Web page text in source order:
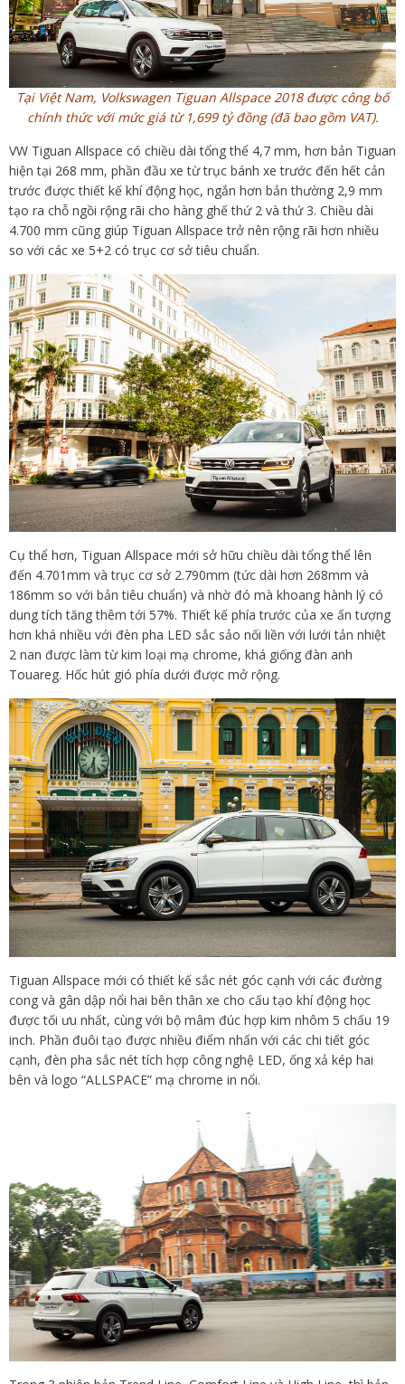
Tại Việt Nam, Volkswagen Tiguan Allspace 2018 được công bố
chính thức với mức giá từ 1,699 tỷ đồng (đã bao gồm VAT).
VW Tiguan Allspace có chiều dài tổng thể 4,7 mm, hơn bản Tiguan
hiện tại 268 mm, phần đầu xe từ trục bánh xe trước đến hết cản
trước được thiết kế khí động học, ngắn hơn bản thường 2,9 mm
tạo ra chỗ ngồi rộng rãi cho hàng ghế thứ 2 và thứ 3. Chiều dài
4.700 mm cũng giúp Tiguan Allspace trở nên rộng rãi hơn nhiều
so với các xe 5+2 có trục cơ sở tiêu chuẩn.
Cụ thể hơn, Tiguan Allspace mới sở hữu chiều dài tổng thể lên
đến 4.701mm và trục cơ sở 2.790mm (tức dài hơn 268mm và
186mm so với bản tiêu chuẩn) và nhờ đó mà khoang hành lý có
dung tích tăng thêm tới 57%. Thiết kế phía trước của xe ấn tượng
hơn khá nhiều với đèn pha LED sắc sảo nối liền với lưới tản nhiệt
2 nan được làm từ kim loại mạ chrome, khá giống đàn anh
Touareg. Hốc hút gió phía dưới được mở rộng.
Tiguan Allspace mới có thiết kế sắc nét góc cạnh với các đường
cong và gân dập nổi hai bên thân xe cho cấu tạo khí động học
được tối ưu nhất, cùng với bộ mâm đúc hợp kim nhôm 5 chấu 19
inch. Phần đuôi tạo được nhiều điểm nhấn với các chi tiết góc
cạnh, đèn pha sắc nét tích hợp công nghệ LED, ống xả kép hai
bên và logo “ALLSPACE” mạ chrome in nổi.